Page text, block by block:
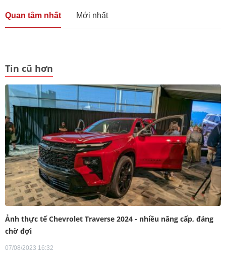
Quan tâm nhất Mới nhất
Tin cũ hơn
Ảnh thực tế Chevrolet Traverse 2024 - nhiều nâng cấp, đáng
chờ đợi
07/08/2023 16:32